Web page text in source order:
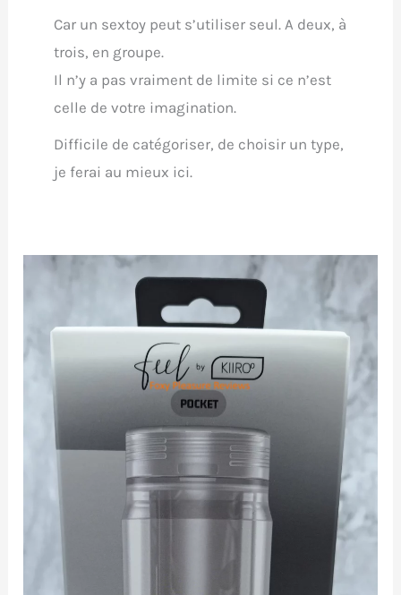
Car un sextoy peut s’utiliser seul. A deux, à
trois, en groupe.
Il n’y a pas vraiment de limite si ce n’est
celle de votre imagination.
Difficile de catégoriser, de choisir un type,
je ferai au mieux ici.